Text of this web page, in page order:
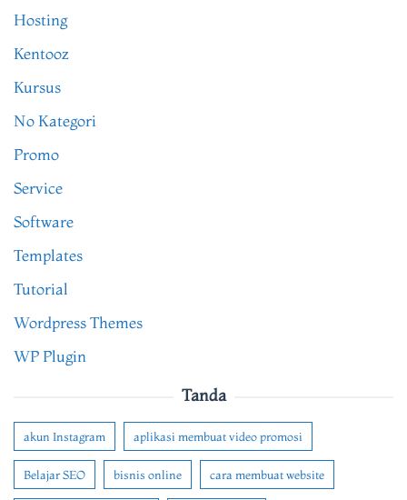
Hosting
Kentooz
Kursus
No Kategori
Promo
Service
Software
Templates
Tutorial
Wordpress Themes
WP Plugin
Tanda
akun Instagram aplikasi membuat video promosi
Belajar SEO bisnis online cara membuat website